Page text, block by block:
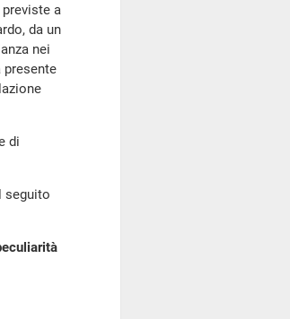
a
da un
nei
presente
di
seguito